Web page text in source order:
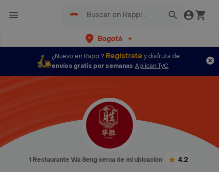
Bogotá
¿Nuevo en Rappi? Regístratey disfruta de
envíos gratis por semanas Aplican TyC
1 Restaurante Wa Seng cerca de mi ubicación 4.2